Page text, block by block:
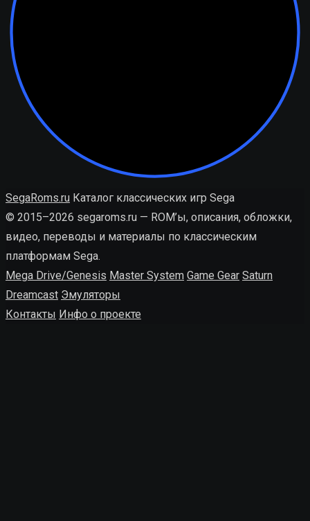
SegaRoms.ru Каталог классических игр Sega
© 2015–2026 segaroms.ru — ROM’ы, описания, обложки,
видео, переводы и материалы по классическим
платформам Sega.
Mega Drive/Genesis Master System Game Gear Saturn
Dreamcast Эмуляторы
Контакты Инфо о проекте